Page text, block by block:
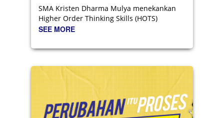
SMA Kristen Dharma Mulya menekankan
Higher Order Thinking Skills (HOTS)
SEE MORE